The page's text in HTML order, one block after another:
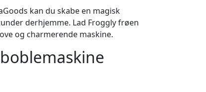
kan du skabe en magisk
derhjemme. Lad Froggly frøen
og charmerende maskine.